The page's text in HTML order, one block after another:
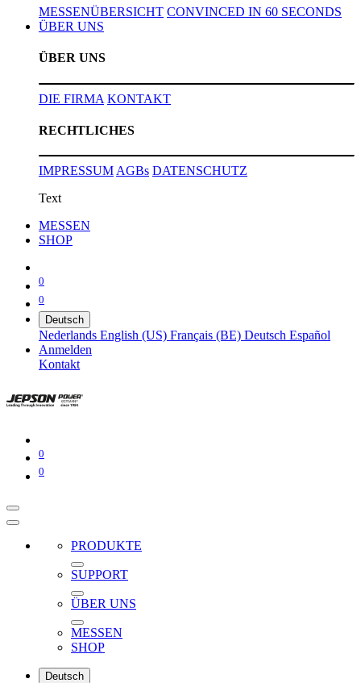
MESSENÜBERSICHT CONVINCED IN 60 SECONDS
ÜBER UNS
ÜBER UNS
DIE FIRMA KONTAKT
RECHTLICHES
IMPRESSUM AGBs DATENSCHUTZ
Text
MESSEN
SHOP
0
0
Deutsch
Nederlands English (US) Français (BE) Deutsch Español
Anmelden
Kontakt
0
0
PRODUKTE
SUPPORT
ÜBER UNS
MESSEN
SHOP
Deutsch